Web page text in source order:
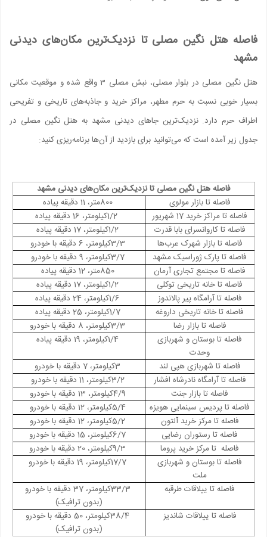
فاصله هتل نگین مصلی تا نزدیک‌ترین مکان‌های دیدنی
مشهد
هتل نگین مصلی در بلوار مصلی، نبش مصلی 3 واقع شده و موقعیت مکانی
بسیار خوبی نسبت به حرم مطهر، مراکز خرید و جاذبه‌های تاریخی و تفریحی
اطراف حرم دارد. نزدیک‌ترین جاهای دیدنی مشهد به هتل نگین مصلی در
جدول زیر آمده است که می‌توانید برای بازدید از آن‌ها برنامه‌ریزی کنید:
فاصله هتل نگین مصلی تا نزدیک‌ترین مکان‌های دیدنی مشهد
فاصله تا بازار مولوی
800متر، 11 دقیقه پیاده
فاصله تا مراکز خرید 17 شهریور
1/2کیلومتر، 16 دقیقه پیاده
فاصله تا کاروانسرای بابا قدرت
1/2کیلومتر، 17 دقیقه پیاده
فاصله تا بازار شهرک عرب‌ها
3/3کیلومتر، 6 دقیقه با خودرو
فاصله تا پارک ژوراسیک مشهد
3/7کیلومتر، 9 دقیقه با خودرو
فاصله تا مجتمع تجاری آرمان
850متر، 12 دقیقه پیاده
فاصله تا خانه تاریخی توکلی
1/2کیلومتر، 17 دقیقه پیاده
فاصله تا آرامگاه پیر پالاندوز
1/6کیلومتر، 24 دقیقه پیاده
فاصله تا خانه تاریخی داروغه
1/7کیلومتر، 25 دقیقه پیاده
فاصله تا بازار رضا
3/3کیلومتر، 8 دقیقه با خودرو
فاصله تا بوستان و شهربازی
وحدت
1/4کیلومتر، 19 دقیقه پیاده
فاصله تا شهربازی هپی لند 3کیلومتر، 7 دقیقه با خودرو
فاصله تا آرامگاه نادرشاه افشار
3/2کیلومتر، 11 دقیقه با خودرو
فاصله تا بازار جنت
4/9کیلومتر، 13 دقیقه با خودرو
فاصله تا پردیس سینمایی هویزه
5/4کیلومتر، 12 دقیقه با خودرو
فاصله تا مرکز خرید آلتون
5/2کیلومتر، 12 دقیقه با خودرو
فاصله تا رستوران رضایی
6/7کیلومتر، 15 دقیقه با خودرو
فاصله تا مرکز خرید پروما 9/3کیلومتر، 20 دقیقه با خودرو
فاصله تا بوستان و شهربازی
ملت
17/7کیلومتر، 19 دقیقه با خودرو
فاصله تا ییلاقات طرقبه 33/3
کیلومتر، 37 دقیقه با خودرو
(بدون ترافیک)
فاصله تا ییلاقات شاندیز
38/4
کیلومتر، 50 دقیقه با خودرو
(بدون ترافیک)